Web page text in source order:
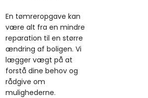
En tømreropgave kan
være alt fra en mindre
reparation til en større
ændring af boligen. Vi
lægger vægt på at
forstå dine behov og
rådgive om
mulighederne.